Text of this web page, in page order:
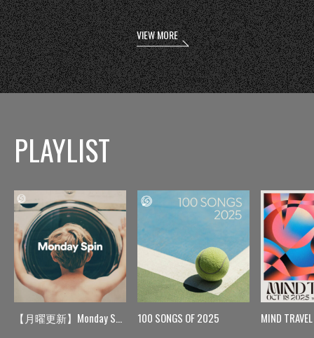
VIEW MORE
PLAYLIST
【月曜更新】Monday Spin 100 SONGS OF 2025 MIND TRAVEL